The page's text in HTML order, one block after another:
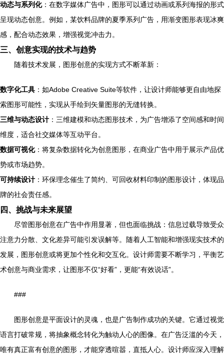
动态与系列化：在数字媒体广告中，图形可以通过动画或系列海报的形式
呈现动态创意。例如，某饮料品牌的夏季系列广告，用渐变图形表现冰爽
感，配合动态效果，增强视觉冲击力。
三、创意实现的技术与趋势
随着技术发展，图形创意的实现方式不断革新：
数字化工具 ：如Adobe Creative Suite等软件，让设计师能够更自由地探
索图形可能性，实现从手绘到矢量图形的无缝转换。
三维与动态设计 ：三维建模和动态图形技术，为广告增添了空间感和时间
维度，适合社交媒体等互动平台。
数据可视化：将复杂数据转化为创意图形，在商业广告中用于展示产品优
势或市场趋势。
可持续设计 ：环保理念催生了简约、可回收材料印制的图形设计，体现品
牌的社会责任感。
四、挑战与未来展望
尽管图形创意在广告中作用显著，但也面临挑战：信息过载导致受众
注意力分散、文化差异可能引发误解等。随着人工智能和增强现实技术的
发展，图形创意或将更加个性化和交互化。设计师需要不断学习，平衡艺
术创意与商业需求，让图形不仅“好看”，更能“有效说话”。
###
图形创意是平面设计的灵魂，也是广告制作成功的关键。它通过视觉
语言打破常规，将抽象概念转化为触动人心的图像。在广告泛滥的今天，
唯有真正富有创意的图形，才能穿透喧嚣，直抵人心。设计师应深入理解